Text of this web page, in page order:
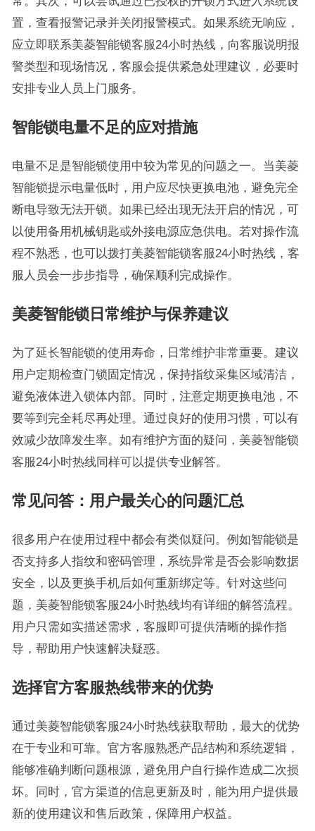
置，查看报警记录并关闭报警模式。如果系统无响应，
应立即联系美菱智能锁客服24小时热线，向客服说明报
警类型和现场情况，客服会提供紧急处理建议，必要时
安排专业人员上门服务。
智能锁电量不足的应对措施
电量不足是智能锁使用中较为常见的问题之一。当美菱
智能锁提示电量低时，用户应尽快更换电池，避免完全
断电导致无法开锁。如果已经出现无法开启的情况，可
以使用备用机械钥匙或外接电源应急供电。若对操作流
程不熟悉，也可以拨打美菱智能锁客服24小时热线，客
服人员会一步步指导，确保顺利完成操作。
美菱智能锁日常维护与保养建议
为了延长智能锁的使用寿命，日常维护非常重要。建议
用户定期检查门锁固定情况，保持指纹采集区域清洁，
避免液体进入锁体内部。同时，注意定期更换电池，不
要等到完全耗尽再处理。通过良好的使用习惯，可以有
效减少故障发生率。如有维护方面的疑问，美菱智能锁
客服24小时热线同样可以提供专业解答。
常见问答：用户最关心的问题汇总
很多用户在使用过程中都会有类似疑问。例如智能锁是
否支持多人指纹和密码管理，系统异常是否会影响数据
安全，以及更换手机后如何重新绑定等。针对这些问
题，美菱智能锁客服24小时热线均有详细的解答流程。
用户只需如实描述需求，客服即可提供清晰的操作指
导，帮助用户快速解决疑惑。
选择官方客服热线带来的优势
通过美菱智能锁客服24小时热线获取帮助，最大的优势
在于专业和可靠。官方客服熟悉产品结构和系统逻辑，
能够准确判断问题根源，避免用户自行操作造成二次损
坏。同时，官方渠道的信息更新及时，能为用户提供最
新的使用建议和售后政策，保障用户权益。